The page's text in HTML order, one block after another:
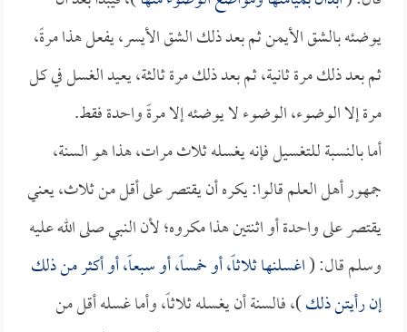
يوضئه بالشق الأيمن ثم بعد ذلك الشق الأيسر، يفعل هذا مرةً،
ثم بعد ذلك مرة ثانية، ثم بعد ذلك مرة ثالثة، يعيد الغسل في كل
مرة إلا الوضوء، الوضوء لا يوضئه إلا مرةً واحدة فقط.
أما بالنسبة للتغسيل فإنه يغسله ثلاث مرات، هذا هو السنة،
جمهور أهل العلم قالوا: يكره أن يقتصر على أقل من ثلاث، يعني
يقتصر على واحدة أو اثنتين هذا مكروه؛ لأن النبي صلى الله عليه
وسلم قال: (اغسلنها ثلاثاً، أو خمساً، أو سبعاً، أو أكثر من ذلك
إن رأيتن ذلك)، فالسنة أن يغسله ثلاثاً، وأما غسله أقل من